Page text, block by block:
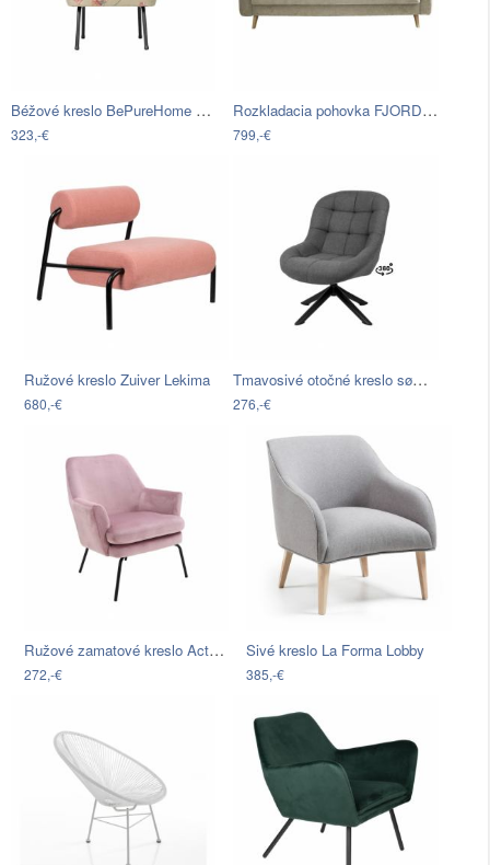
Béžové kreslo BePureHome Vogue
323,-€
Rozkladacia pohovka FJORD modrá
799,-€
Ružové kreslo Zuiver Lekima
680,-€
Tmavosivé otočné kreslo sømcasa Sevilla
276,-€
Ružové zamatové kreslo Actona Chisa
272,-€
Sivé kreslo La Forma Lobby
385,-€